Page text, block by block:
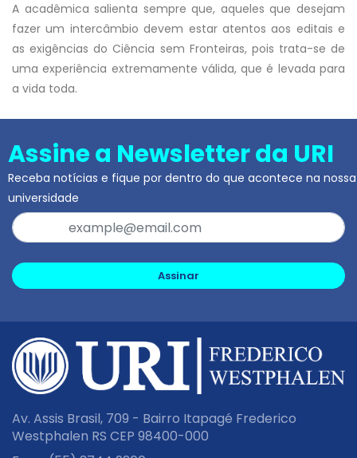
A acadêmica salienta sempre que, aqueles que desejam
fazer um intercâmbio devem estar atentos aos editais e
as exigências do Ciência sem Fronteiras, pois trata-se de
uma experiência extremamente válida, que é levada para
a vida toda.
Assine a Newsletter da URI
Receba notícias e fique por dentro do que acontece na nossa
universidade
Assinar
Av. Assis Brasil, 709 - Bairro Itapagé Frederico
Westphalen RS CEP 98400-000